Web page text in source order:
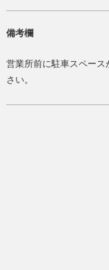
備考欄
営業所前に駐車スペー
さい。